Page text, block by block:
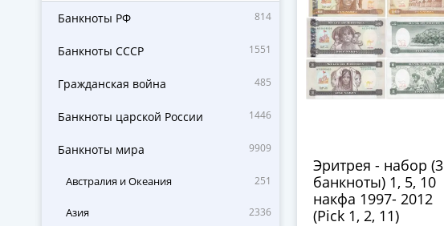
Банкноты РФ 814
Банкноты СССР 1551
Гражданская война 485
Банкноты царской России 1446
Банкноты мира 9909
Австралия и Океания 251
Азия 2336
Эритрея - набор (3
банкноты) 1, 5, 10
накфа 1997- 2012
(Pick 1, 2, 11)